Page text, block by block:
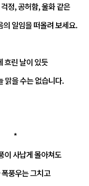
정, 공허함, 울화 같은
의 일임을 떠올려 보세요.
흐린 날이 있듯
맑을 수는 없습니다.
*
이 사납게 몰아쳐도
풍우는 그치고